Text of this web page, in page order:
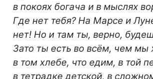
в покоях богача и в мыслях
Где нет тебя? На Марсе и
нет! Но и там ты, верно,
Зато ты есть во всём, чем мы
в том хлебе, что едим, в той
в тетрадке детской, в